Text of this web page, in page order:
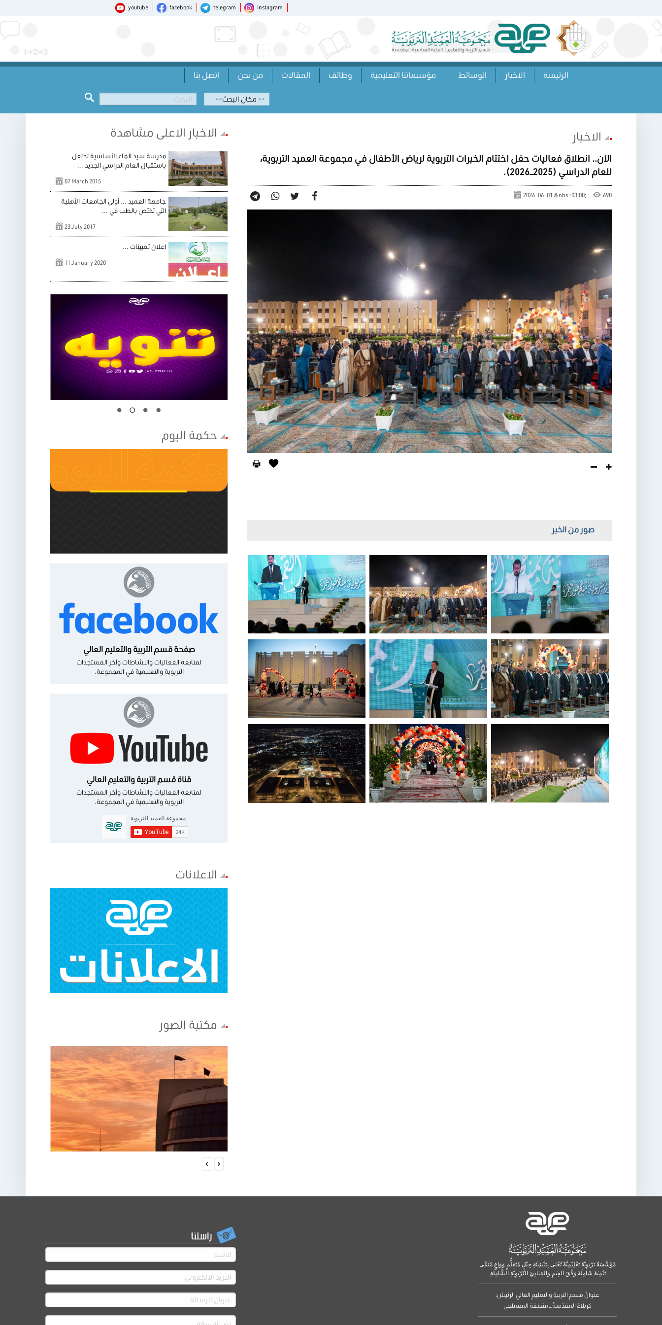
youtube facebook telegram Instagram
الرئيسة الاخبار الوسائط مؤسساتنا التعليمية وظائف المقالات من نحن اتصل بنا
الاخبار
الآن.. انطلاق فعاليات حفل اختتام الخبرات التربوية لرياض الأطفال في مجموعة العميد التربوية،
للعام الدراسي (2025–2026).
2026-06-01 &nbs+03:00; 690
صور من الخبر
الاخبار الاعلى مشاهدة
مدرسة سيد الماء الأساسية تحتفل
باستقبال العام الدراسي الجديد ...
07 March 2015
جامعة العميد ... أولى الجامعات الأهلية
التي تختص بالطب في ...
23 July 2017
اعلان تعيينات ...
11 January 2020
حكمة اليوم
صفحة قسم التربية والتعليم العالي
لمتابعة الفعاليات والنشاطات وآخر المستجدات
التربوية والتعليمية في المجموعة.
قناة قسم التربية والتعليم العالي
لمتابعة الفعاليات والنشاطات وآخر المستجدات
التربوية والتعليمية في المجموعة.
الاعلانات
مكتبة الصور
مُؤَسَّسَةٌ تَرْبَوِيَّةٌ تَعْلِيْمِيَّةٌ تُعْنَى بِتَنْشِئَةِ جِيْلٍ مُتَعَلٌّمٍ وَوَاعٍ مُنَمَّى
تَنْمِيَةً شَامِلَةً وَفْقَ القِيَمِ والمَبَادِئِ التَّرْبَوِيَّةِ الشَّامِلَةِ.
عنوانُ قسمِ التربيةِ والتعليمِ العالي الرئيسُ:
كربلاءُ المقدّسةُ – منطقة المعملجي